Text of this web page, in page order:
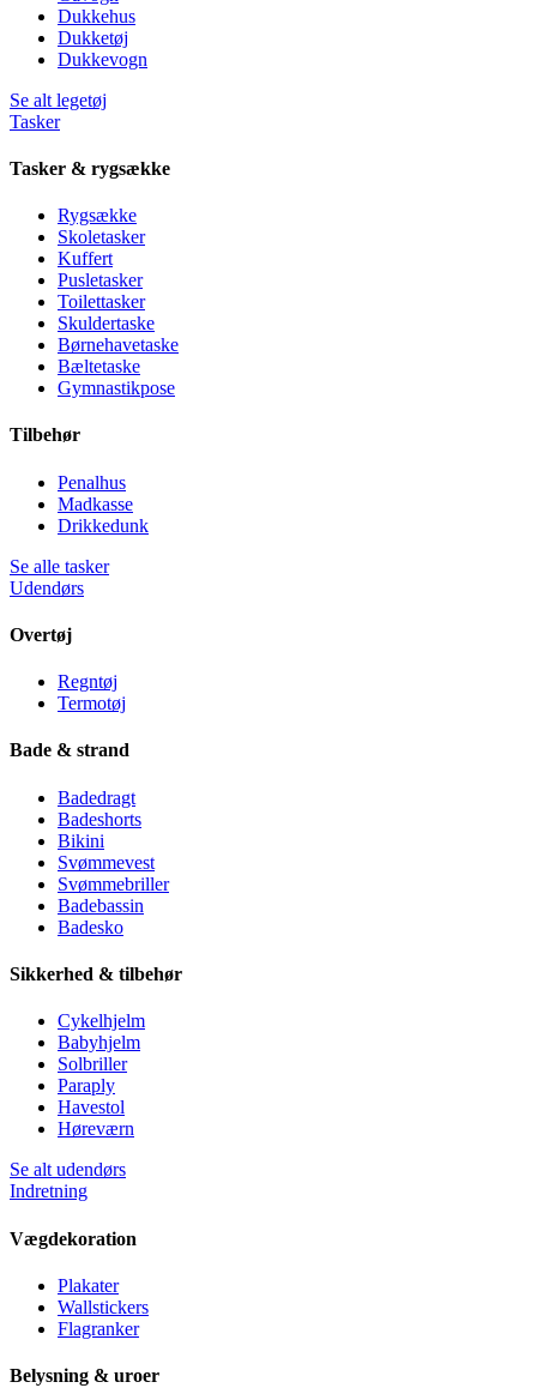
Dukkehus
Dukketøj
Dukkevogn
Se alt legetøj
Tasker
Tasker & rygsække
Rygsække
Skoletasker
Kuffert
Pusletasker
Toilettasker
Skuldertaske
Børnehavetaske
Bæltetaske
Gymnastikpose
Tilbehør
Penalhus
Madkasse
Drikkedunk
Se alle tasker
Udendørs
Overtøj
Regntøj
Termotøj
Bade & strand
Badedragt
Badeshorts
Bikini
Svømmevest
Svømmebriller
Badebassin
Badesko
Sikkerhed & tilbehør
Cykelhjelm
Babyhjelm
Solbriller
Paraply
Havestol
Høreværn
Se alt udendørs
Indretning
Vægdekoration
Plakater
Wallstickers
Flagranker
Belysning & uroer